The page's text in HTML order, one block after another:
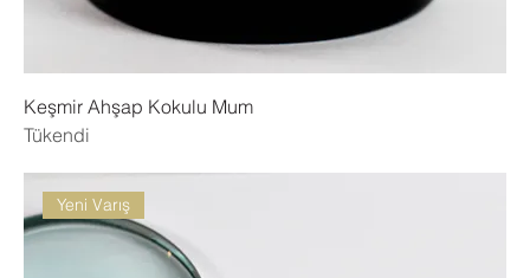
Keşmir Ahşap Kokulu Mum
Tükendi
Yeni Varış